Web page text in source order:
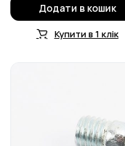
Додати в кошик
Купити в 1 клік